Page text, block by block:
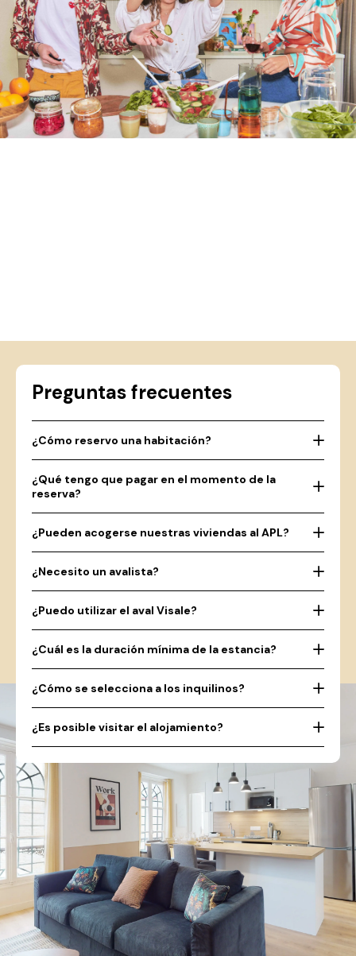
Preguntas frecuentes
¿Cómo reservo una habitación?
¿Qué tengo que pagar en el momento de la
reserva?
¿Pueden acogerse nuestras viviendas al APL?
¿Necesito un avalista?
¿Puedo utilizar el aval Visale?
¿Cuál es la duración mínima de la estancia?
¿Cómo se selecciona a los inquilinos?
¿Es posible visitar el alojamiento?